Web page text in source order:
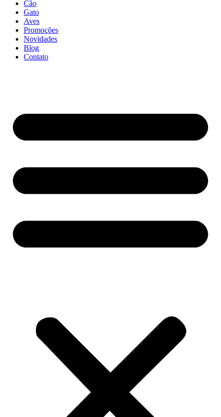
Cão
Gato
Aves
Promoções
Novidades
Blog
Contato